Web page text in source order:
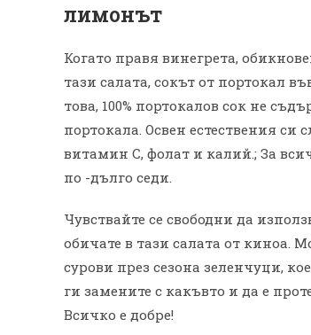
лимонът
Когато правя винегрета,
тази салата, сокът от портокал
това, 100% портокалов сок не
портокала. Освен естествения
витамин С, фолат и калий.; За
по -дълго седи.
Чувствайте се свободни да
обичате в тази салата от киноа.
сурови през сезона зеленчуци,
ги замените с какъвто и да е
Всичко е добре!